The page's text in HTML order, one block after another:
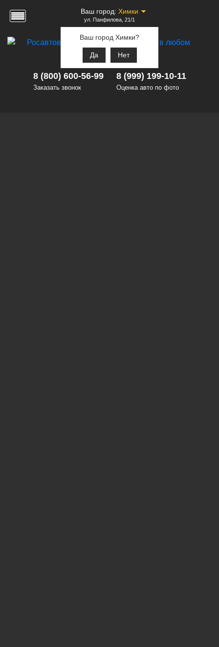
Ваш город: Химки
Ваш город Химки?
Да Нет
ул. Панфилова, 21/1
8 (800) 600-56-99
Заказать звонок
8 (999) 199-10-11
Оценка авто по фото